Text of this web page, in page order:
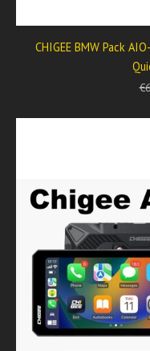
CHIGEE BMW Pack